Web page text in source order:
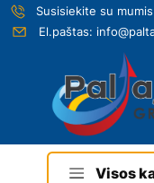
Susisiekite su
El.paštas:
Visos